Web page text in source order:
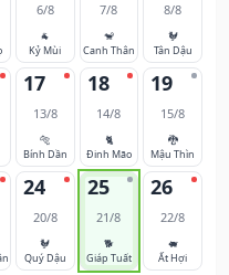
6/8
🐐
Kỷ Mùi
7/8
🐒
Canh Thân
8/8
🐓
Tân Dậu
17
13/8
🐅
Bính Dần
18
14/8
🐈
Đinh Mão
19
15/8
🐉
Mậu Thìn
24
20/8
🐓
Quý Dậu
25
21/8
🐕
Giáp Tuất
26
22/8
🐖
Ất Hợi